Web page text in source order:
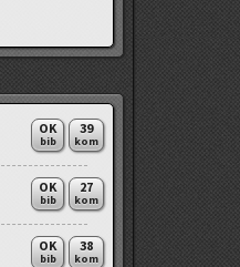
39
kom
OK
bib
27
kom
OK
bib
38
kom
OK
bib